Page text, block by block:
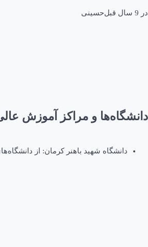
در 9 سال قبل حسینی
دانشگاه‌ها و مراکز آموزش
دانشگاه شهید باهنر کرمان: از